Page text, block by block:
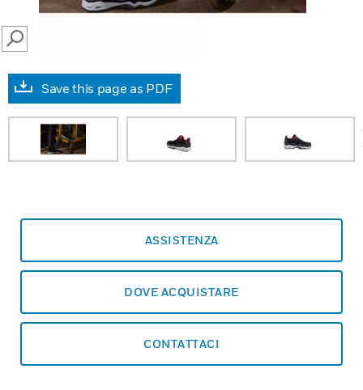
SEARCH
Save this page as PDF
ASSISTENZA
DOVE ACQUISTARE
CONTATTACI